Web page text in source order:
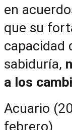
en
que su
capacidad
sabiduría,
a los
Acuario
febrero)